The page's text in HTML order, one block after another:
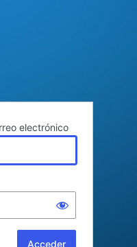
electrónico